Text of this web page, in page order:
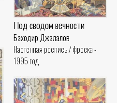
Под сводом вечности
Баходир Джалалов
Настенная роспись / фреска -
1995 год